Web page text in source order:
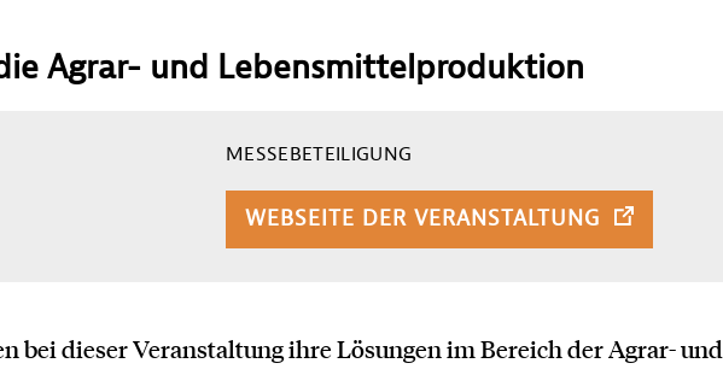
Agrar- und Lebensmittelproduktion
VeranstaltungMESSEBETEILIGUNG
WEBSEITE DER VERANSTALTUNG
bei dieser Veranstaltung ihre Lösungen im Bereich der Agrar- und